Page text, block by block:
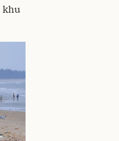
khu